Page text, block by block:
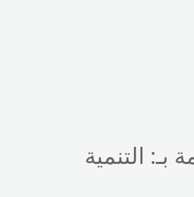
بـ: التنمية